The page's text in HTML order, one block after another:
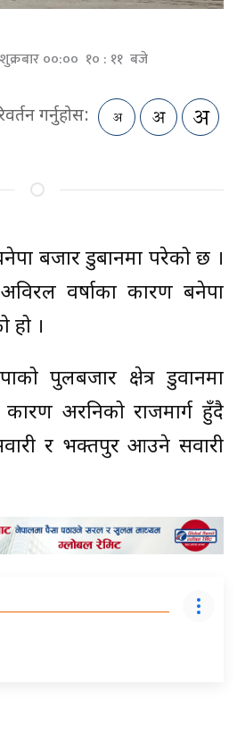
००:०० १० : ११ बजे
गर्नुहोस:
बजार डुबानमा परेको छ ।
अविरल वर्षाका कारण बनेपा
।
पुलबजार क्षेत्र डुवानमा
अरनिको राजमार्ग हुँदै
र भक्तपुर आउने सवारी